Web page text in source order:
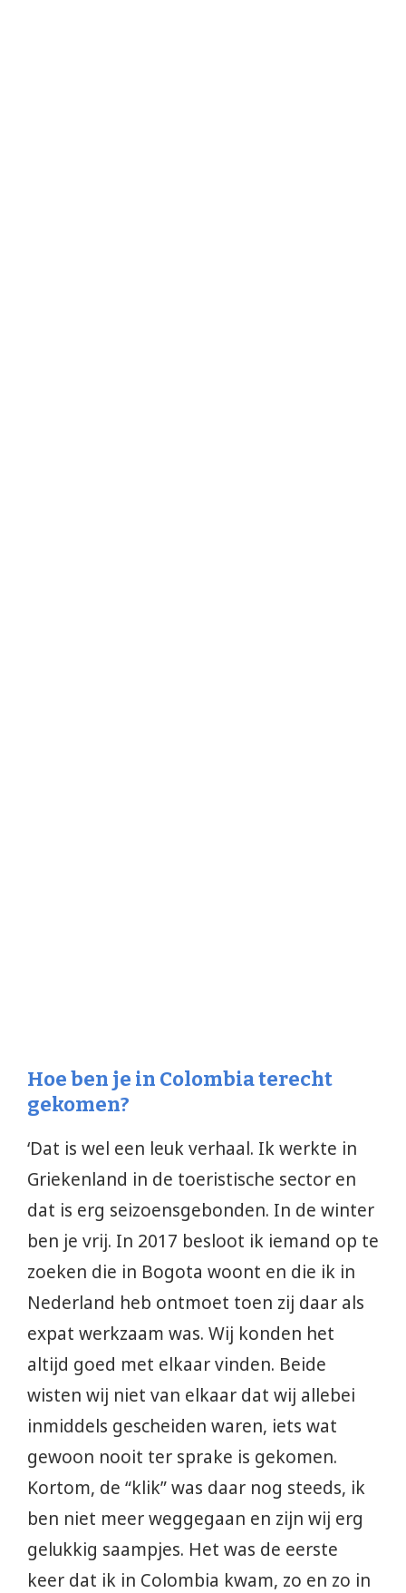
Hoe ben je in Colombia terecht
gekomen?
‘Dat is wel een leuk verhaal. Ik werkte in
Griekenland in de toeristische sector en
dat is erg seizoensgebonden. In de winter
ben je vrij. In 2017 besloot ik iemand op te
zoeken die in Bogota woont en die ik in
Nederland heb ontmoet toen zij daar als
expat werkzaam was. Wij konden het
altijd goed met elkaar vinden. Beide
wisten wij niet van elkaar dat wij allebei
inmiddels gescheiden waren, iets wat
gewoon nooit ter sprake is gekomen.
Kortom, de “klik” was daar nog steeds, ik
ben niet meer weggegaan en zijn wij erg
gelukkig saampjes. Het was de eerste
keer dat ik in Colombia kwam, zo en zo in